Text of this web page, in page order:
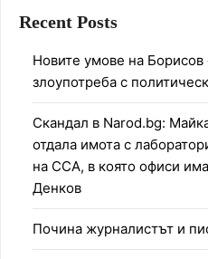
Recent Posts
Новите умове на Борисов
злоупотреба с
Скандал в Narod.bg:
отдала имота с
на ССА, в която офиси
Денков
Почина журналистът и